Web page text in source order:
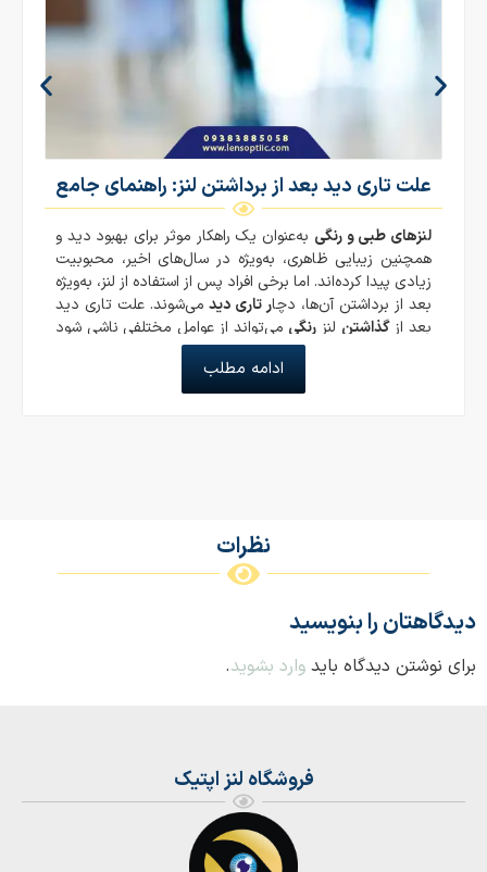
علت تاری دید بعد از برداشتن لنز: راهنمای جامع
لنزهای طبی و رنگی به‌عنوان یک راهکار موثر برای بهبود دید و
همچنین زیبایی ظاهری، به‌ویژه در سال‌های اخیر، محبوبیت
زیادی پیدا کرده‌اند. اما برخی افراد پس از استفاده از لنز، به‌ویژه
بعد از برداشتن آن‌ها، دچار تاری دید می‌شوند. علت تاری دید
بعد ازگذاشتن لنز رنگی می‌تواند از عوامل مختلفی ناشی شود
و گاهی با ناراحتی‌های چشمی نیز همراه باشد. در این مقاله از
به بررسی علل اصلی تاری دید بعد از برداشتن لنز،
دلایل تاری دید پس از گذاشتن لنز و راهکارهای درمانی
علت تاری دید بعد از برداشتن لنز طبی یا
ادامه مطلب
نظرات
دیدگاهتان را بنویسید
برای نوشتن دیدگاه باید وارد بشوید.
فروشگاه لنز اپتیک